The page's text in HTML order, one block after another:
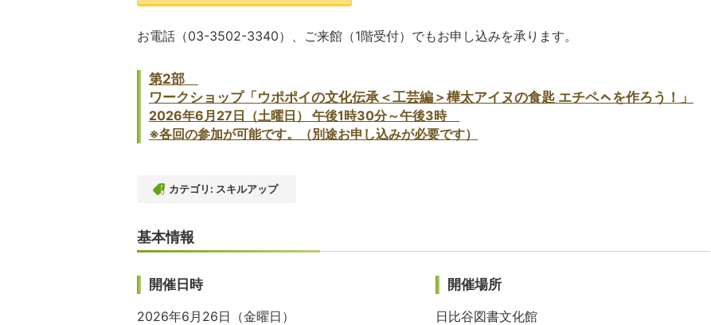
お電話（03-3502-3340）、ご来館（1階受付）でもお申し込みを承ります。
第2部
ワークショップ「ウポポイの文化伝承＜工芸編＞樺太アイヌの食匙 エチペㇸを作ろう！」
2026年6月 27日（土曜日）
午後1時30分～午後3時
※各回の参加が可能です。（別途お申し込みが必要です）
カテゴリ: スキルアップ
基本情報
開催日時
2026年6月26日（金曜日）
開催場所
日比谷図書文化館